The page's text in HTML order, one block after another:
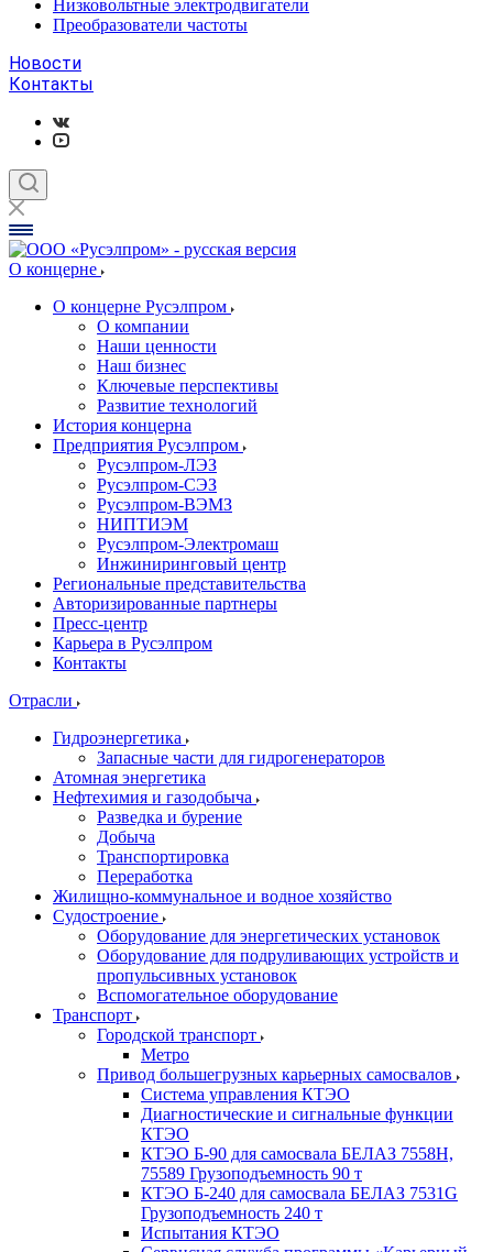
Низковольтные электродвигатели
Преобразователи частоты
Новости
Контакты
О концерне
О концерне Русэлпром
О компании
Наши ценности
Наш бизнес
Ключевые перспективы
Развитие технологий
История концерна
Предприятия Русэлпром
Русэлпром-ЛЭЗ
Русэлпром-СЭЗ
Русэлпром-ВЭМЗ
НИПТИЭМ
Русэлпром-Электромаш
Инжиниринговый центр
Региональные представительства
Авторизированные партнеры
Пресс-центр
Карьера в Русэлпром
Контакты
Отрасли
Гидроэнергетика
Запасные части для гидрогенераторов
Атомная энергетика
Нефтехимия и газодобыча
Разведка и бурение
Добыча
Транспортировка
Переработка
Жилищно-коммунальное и водное хозяйство
Судостроение
Оборудование для энергетических установок
Оборудование для подруливающих устройств и
пропульсивных установок
Вспомогательное оборудование
Транспорт
Городской транспорт
Метро
Привод большегрузных карьерных самосвалов
Система управления КТЭО
Диагностические и сигнальные функции
КТЭО
КТЭО Б-90 для самосвала БЕЛАЗ 7558H,
75589 Грузоподъемность 90 т
КТЭО Б-240 для самосвала БЕЛАЗ 7531G
Грузоподъемность 240 т
Испытания КТЭО